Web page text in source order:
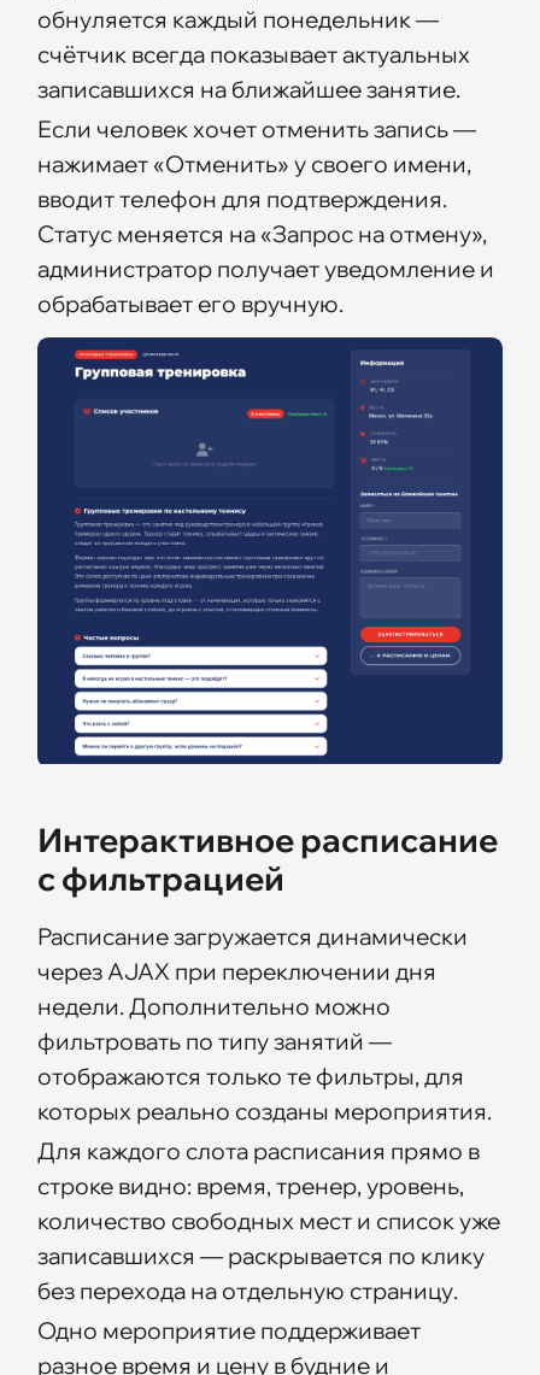
обнуляется каждый понедельник —
счётчик всегда показывает актуальных
записавшихся на ближайшее занятие.
Если человек хочет отменить запись —
нажимает «Отменить» у своего имени,
вводит телефон для подтверждения.
Статус меняется на «Запрос на отмену»,
администратор получает уведомление и
обрабатывает его вручную.
Интерактивное расписание
с фильтрацией
Расписание загружается динамически
через AJAX при переключении дня
недели. Дополнительно можно
фильтровать по типу занятий —
отображаются только те фильтры, для
которых реально созданы мероприятия.
Для каждого слота расписания прямо в
строке видно: время, тренер, уровень,
количество свободных мест и список уже
записавшихся — раскрывается по клику
без перехода на отдельную страницу.
Одно мероприятие поддерживает
разное время и цену в будние и